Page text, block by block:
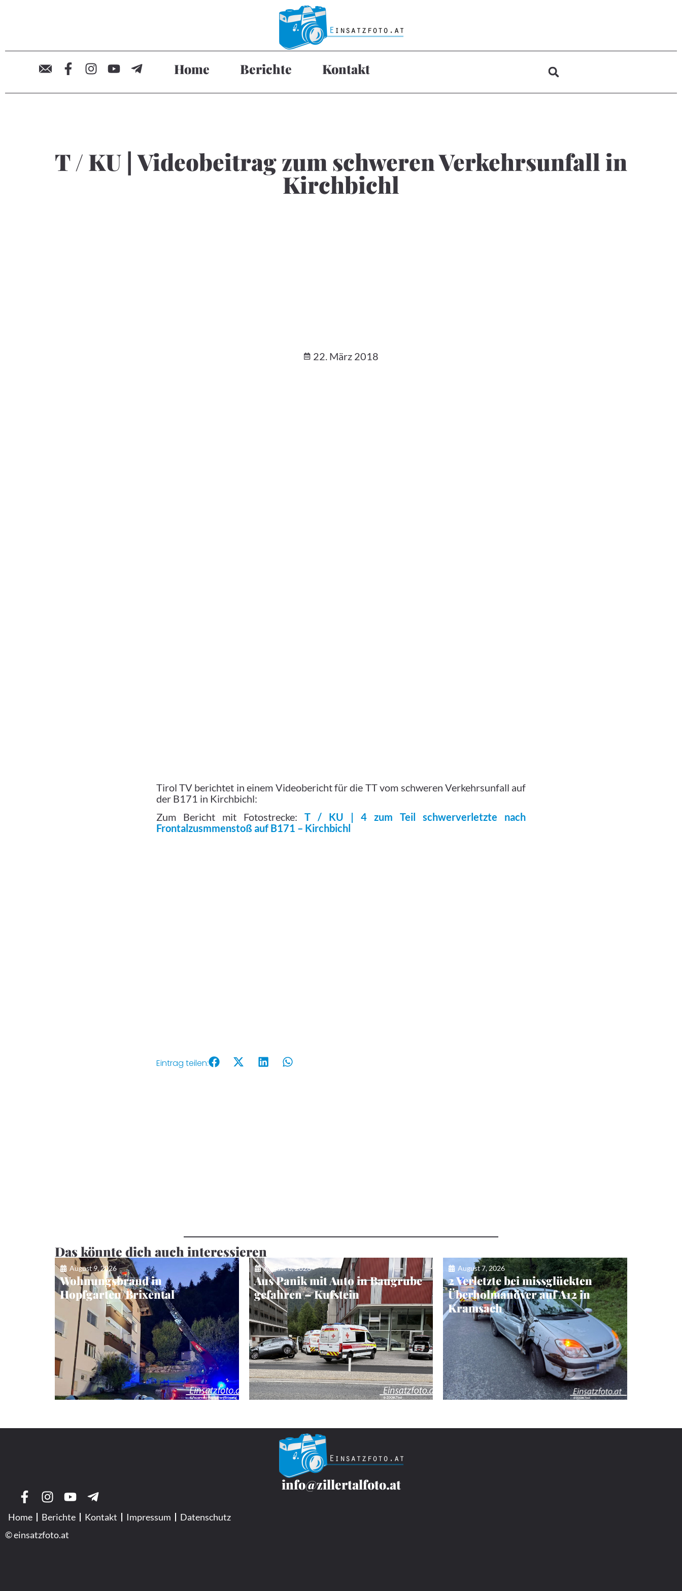
Home Berichte Kontakt
T / KU | Videobeitrag zum schweren Verkehrsunfall in
Kirchbichl
22. März 2018
Tirol TV berichtet in einem Videobericht für die TT vom schweren Verkehrsunfall auf
der B171 in Kirchbichl:
Zum Bericht mit Fotostrecke: T / KU | 4 zum Teil schwerverletzte nach
Frontalzusmmenstoß auf B171 – Kirchbichl
Eintrag teilen:
Das könnte dich auch interessieren
August 9, 2026
Wohnungsbrand in
Hopfgarten/Brixental
August 8, 2026
Aus Panik mit Auto in Baugrube
gefahren – Kufstein
August 7, 2026
2 Verletzte bei missglückten
Überholmanöver auf A12 in
Kramsach
info@zillertalfoto.at
Home Berichte Kontakt Impressum
Datenschutz
© einsatzfoto.at